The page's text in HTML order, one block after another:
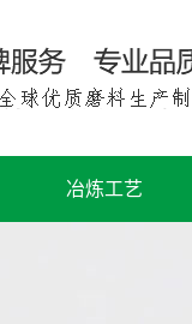
冶炼工艺